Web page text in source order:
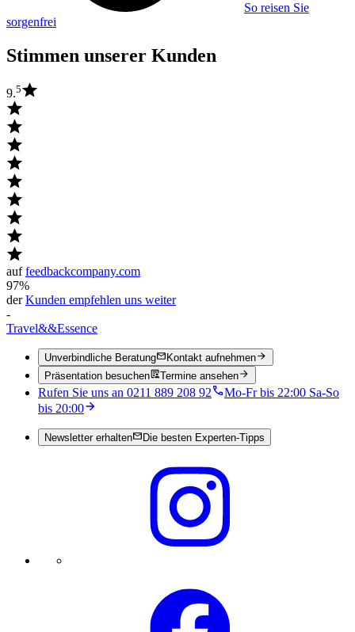
So reisen Sie
sorgenfrei
Stimmen unserer Kunden
9.5
auffeedbackcompany.com
97%
derKunden empfehlen uns weiter
-
Travel&&Essence
Unverbindliche Beratung
Kontakt aufnehmen
Präsentation besuchen
Termine ansehen
Rufen Sie uns an 0211 889 208 92
Mo-Fr bis 22:00 Sa-So
bis 20:00
Newsletter erhalten Die besten Experten-Tipps